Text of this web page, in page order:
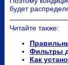
будет
Читайте также:
Фильтры
Как